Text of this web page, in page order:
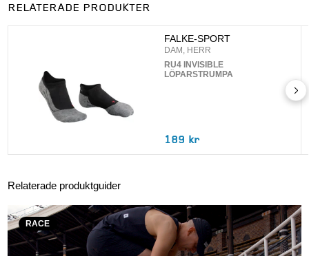
RELATERADE PRODUKTER
FALKE-SPORT
DAM, HERR
RU4 INVISIBLE
LÖPARSTRUMPA
189 kr
Relaterade produktguider
RACE